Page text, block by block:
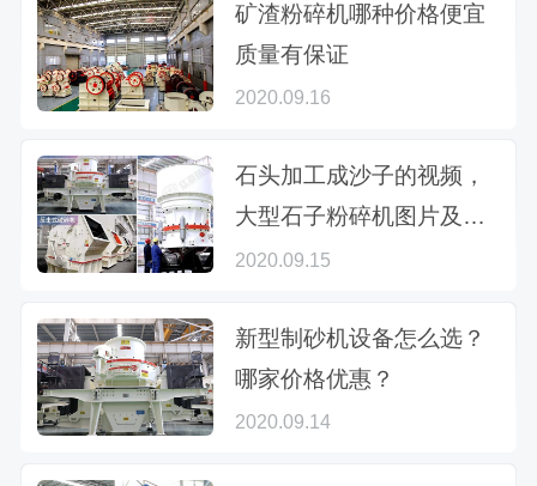
矿渣粉碎机哪种价格便宜
质量有保证
2020.09.16
石头加工成沙子的视频，
大型石子粉碎机图片及价
格大全
2020.09.15
新型制砂机设备怎么选？
哪家价格优惠？
2020.09.14